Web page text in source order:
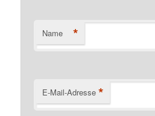
Name *
E-Mail-Adresse *